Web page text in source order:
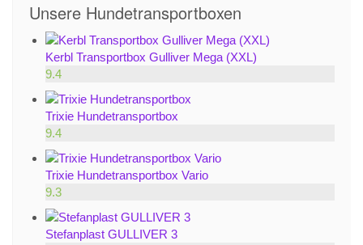
Unsere Hundetransportboxen
Kerbl Transportbox Gulliver Mega (XXL)
9.4
Trixie Hundetransportbox
9.4
Trixie Hundetransportbox Vario
9.3
Stefanplast GULLIVER 3